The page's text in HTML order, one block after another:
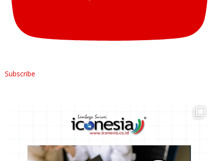
Subscribe
Data survei yang baik...